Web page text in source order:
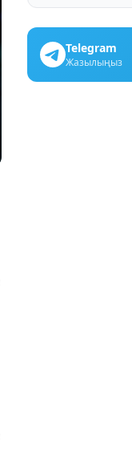
Telegram
Жазылыңыз